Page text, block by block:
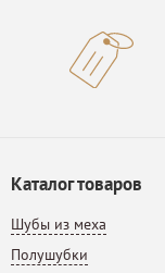
Каталог товаров
Шубы из меха
Полушубки